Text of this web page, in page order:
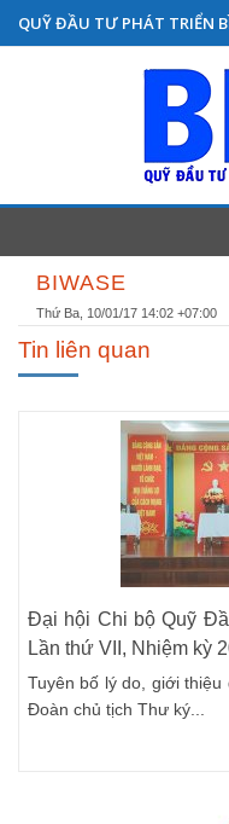
QUỸ ĐẦU TƯ PHÁT TRIỂN
content
BIWASE
Thứ Ba, 10/01/17 14:02 +07:00
Tin liên quan
Đại hội Chi bộ Quỹ
Lần thứ VII, Nhiệm kỳ
Tuyên bố lý do, giới
Đoàn chủ tịch Thư ký...